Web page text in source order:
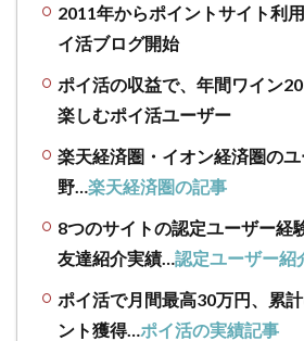
2011年からポイントサイト利
イ活ブログ開始
ポイ活の収益で、年間ワイン
楽しむポイ活ユーザー
楽天経済圏・イオン経済圏の
野…楽天経済圏の記事
8つのサイトの認定ユーザー経
友達紹介実績…認定ユーザー紹
ポイ活で月間最高30万円、累
ント獲得…ポイ活の実績記事